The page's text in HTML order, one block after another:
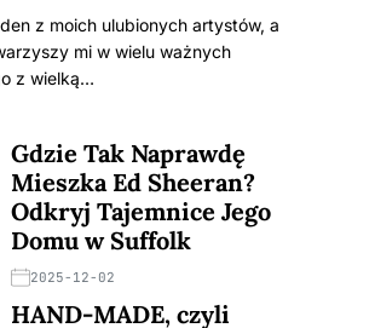
z moich ulubionych artystów, a
mi w wielu ważnych
z wielką…
Gdzie Tak Naprawdę
Mieszka Ed Sheeran?
Odkryj Tajemnice Jego
Domu w Suffolk
2025-12-02
HAND-MADE, czyli